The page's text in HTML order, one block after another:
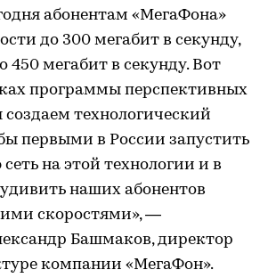
абонентам «МегаФона»
до 300 мегабит в секунду,
450 мегабит в секунду. Вот
программы перспективных
технологический
первыми в России запустить
на этой технологии и в
наших абонентов
скоростями», —
Башмаков, директор
компании «МегаФон».